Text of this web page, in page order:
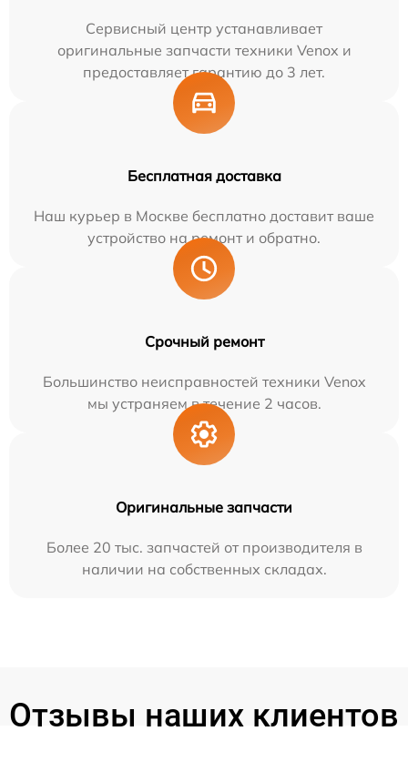
Сервисный центр устанавливает
оригинальные запчасти техники Venox и
предоставляет гарантию до 3 лет.
Бесплатная доставка
Наш курьер в Москве бесплатно доставит ваше
устройство на ремонт и обратно.
Срочный ремонт
Большинство неисправностей техники Venox
мы устраняем в течение 2 часов.
Оригинальные запчасти
Более 20 тыс. запчастей от производителя в
наличии на собственных складах.
Отзывы наших клиентов